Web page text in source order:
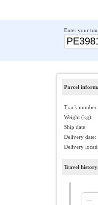
Enter your
Parcel
Track number:
Weight (kg):
Ship date:
Delivery date:
Delivery
Travel
---